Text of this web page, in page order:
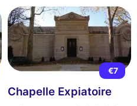
€7
Chapelle Expiatoire